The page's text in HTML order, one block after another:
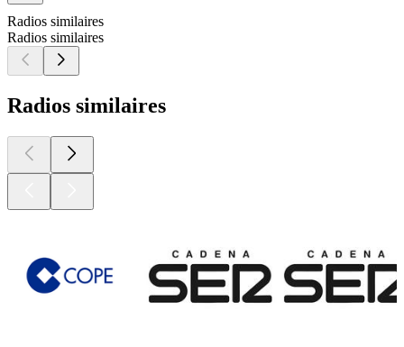
Radios similaires
Radios similaires
Radios similaires